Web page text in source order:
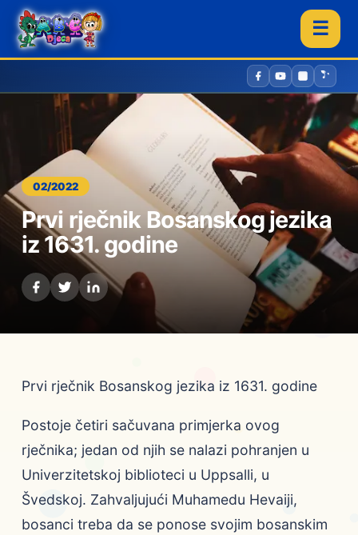
☰
02/2022
Prvi rječnik Bosanskog jezika
iz 1631. godine
Prvi rječnik Bosanskog jezika iz 1631. godine
Postoje četiri sačuvana primjerka ovog
rječnika; jedan od njih se nalazi pohranjen u
Univerzitetskoj biblioteci u Uppsalli, u
Švedskoj. Zahvaljujući Muhamedu Hevaiji,
bosanci treba da se ponose svojim bosanskim